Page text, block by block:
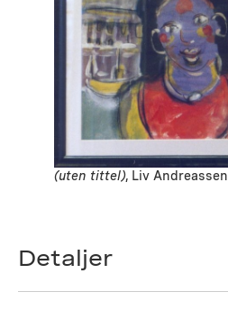
(uten tittel), Liv Andreassen
Detaljer